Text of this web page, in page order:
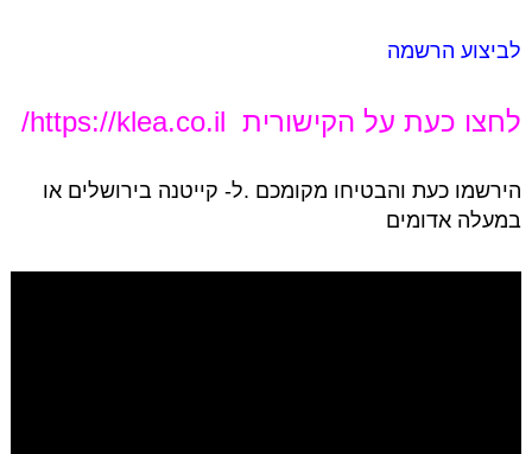
לביצוע הרשמה
לחצו כעת על הקישורית https://klea.co.il/
הירשמו כעת והבטיחו מקומכם .ל- קייטנה בירושלים או
במעלה אדומים